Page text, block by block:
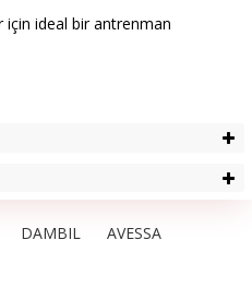
ideal bir antrenman
DAMBIL AVESSA